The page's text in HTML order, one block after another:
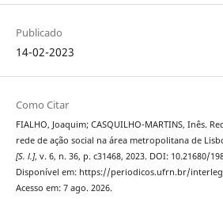
Publicado
14-02-2023
Como Citar
FIALHO, Joaquim; CASQUILHO-MARTINS, Inês.
rede de ação social na área metropolitana de
[S. l.], v. 6, n. 36, p. c31468, 2023. DOI: 10.21680/
Disponível em: https://periodicos.ufrn.br/
Acesso em: 7 ago. 2026.